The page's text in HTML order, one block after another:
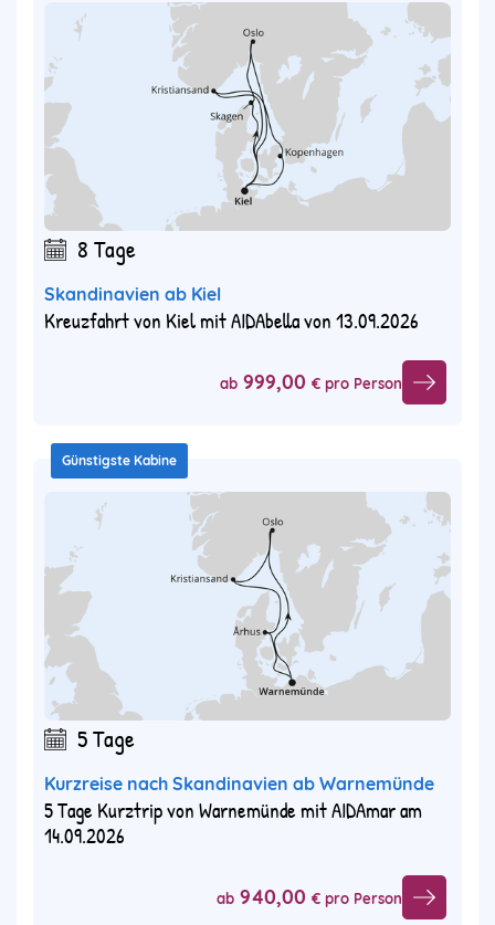
8 Tage
Skandinavien ab Kiel
Kreuzfahrt von Kiel mit AIDAbella von 13.09.2026
ab 999,00 € pro Person
Günstigste Kabine
5 Tage
Kurzreise nach Skandinavien ab Warnemünde
5 Tage Kurztrip von Warnemünde mit AIDAmar am
14.09.2026
ab 940,00 € pro Person